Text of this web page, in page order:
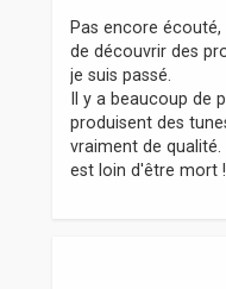
s
a
g
e
Pas encore
de découvrir des
je suis passé.
Il y a beaucoup de
produisent des
vraiment de
est loin d'être mort !